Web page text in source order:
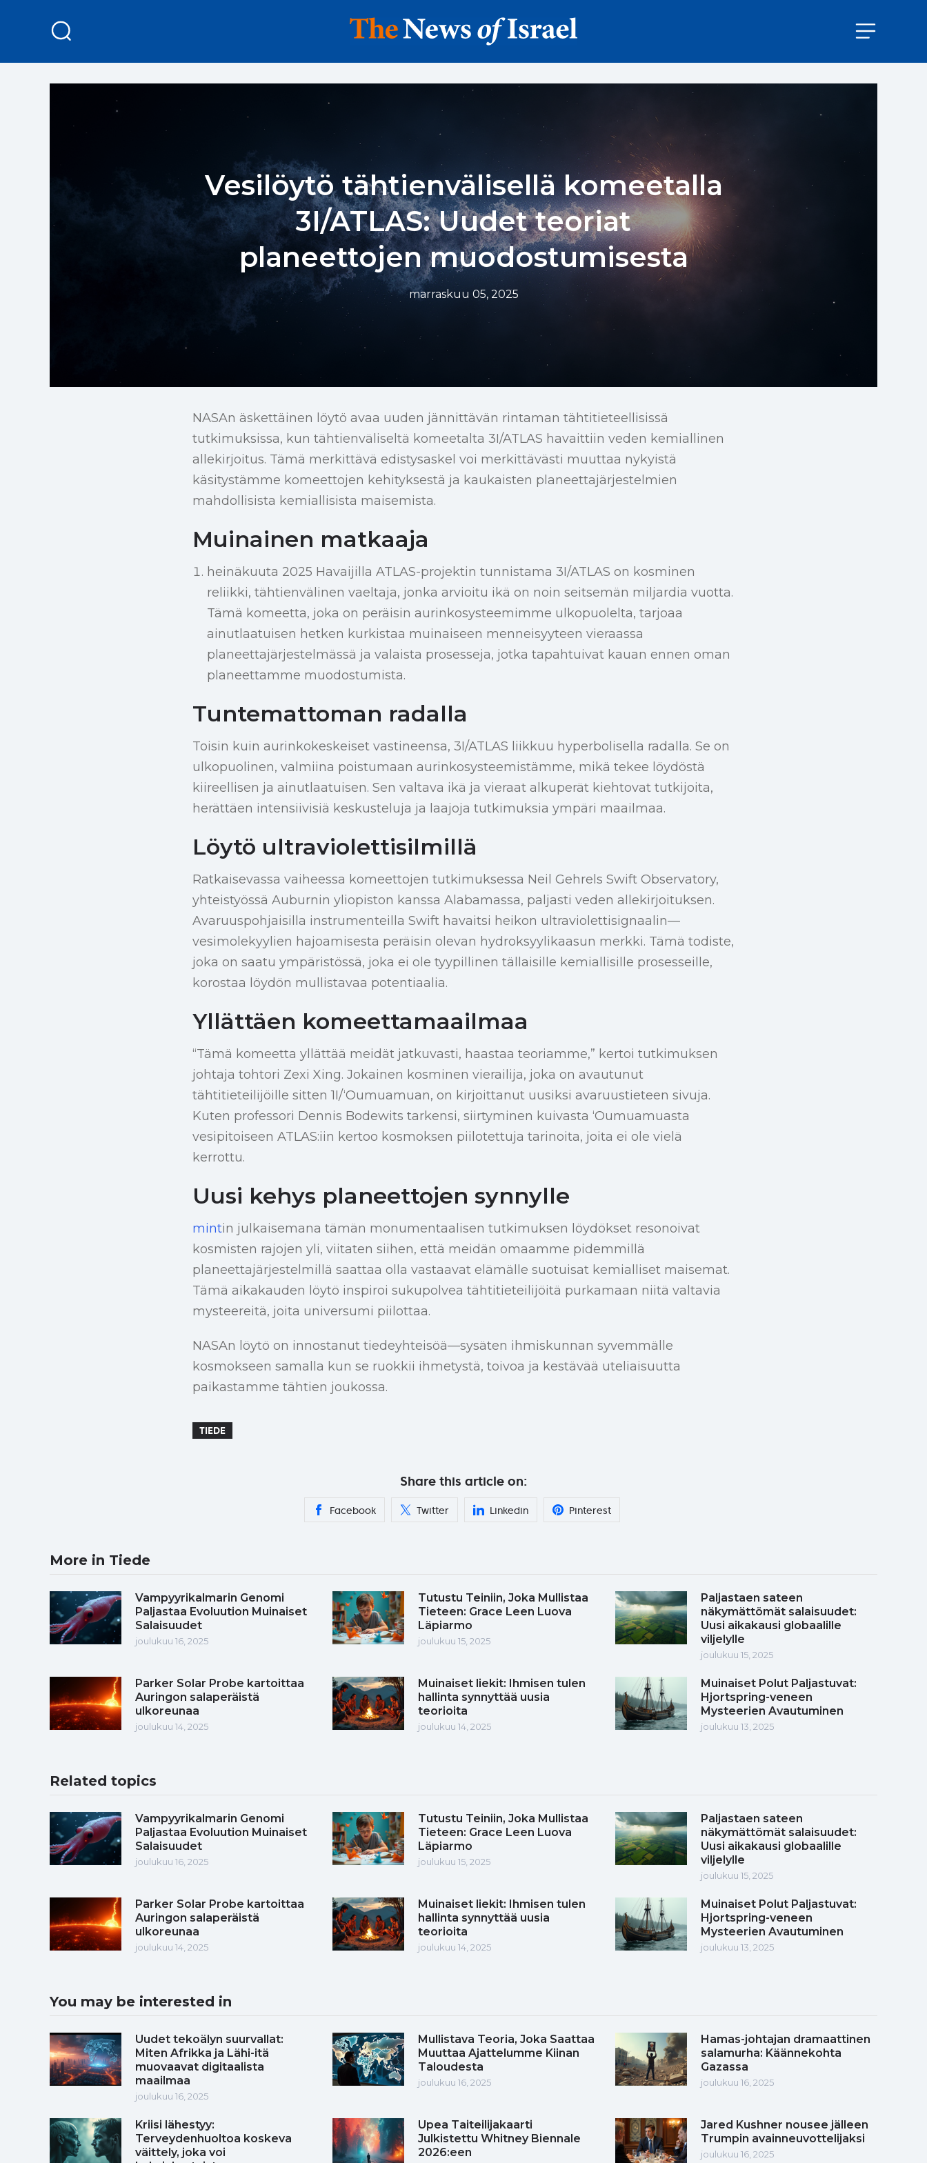
Vesilöytö tähtienvälisellä komeetalla
3I/ATLAS: Uudet teoriat
planeettojen muodostumisesta
marraskuu 05, 2025
NASAn äskettäinen löytö avaa uuden jännittävän rintaman tähtitieteellisissä
tutkimuksissa, kun tähtienväliseltä komeetalta 3I/ATLAS havaittiin veden kemiallinen
allekirjoitus. Tämä merkittävä edistysaskel voi merkittävästi muuttaa nykyistä
käsitystämme komeettojen kehityksestä ja kaukaisten planeettajärjestelmien
mahdollisista kemiallisista maisemista.
Muinainen matkaaja
heinäkuuta 2025 Havaijilla ATLAS-projektin tunnistama 3I/ATLAS on kosminen
reliikki, tähtienvälinen vaeltaja, jonka arvioitu ikä on noin seitsemän miljardia vuotta.
Tämä komeetta, joka on peräisin aurinkosysteemimme ulkopuolelta, tarjoaa
ainutlaatuisen hetken kurkistaa muinaiseen menneisyyteen vieraassa
planeettajärjestelmässä ja valaista prosesseja, jotka tapahtuivat kauan ennen oman
planeettamme muodostumista.
Tuntemattoman radalla
Toisin kuin aurinkokeskeiset vastineensa, 3I/ATLAS liikkuu hyperbolisella radalla. Se on
ulkopuolinen, valmiina poistumaan aurinkosysteemistämme, mikä tekee löydöstä
kiireellisen ja ainutlaatuisen. Sen valtava ikä ja vieraat alkuperät kiehtovat tutkijoita,
herättäen intensiivisiä keskusteluja ja laajoja tutkimuksia ympäri maailmaa.
Löytö ultraviolettisilmillä
Ratkaisevassa vaiheessa komeettojen tutkimuksessa Neil Gehrels Swift Observatory,
yhteistyössä Auburnin yliopiston kanssa Alabamassa, paljasti veden allekirjoituksen.
Avaruuspohjaisilla instrumenteilla Swift havaitsi heikon ultraviolettisignaalin—
vesimolekyylien hajoamisesta peräisin olevan hydroksyylikaasun merkki. Tämä todiste,
joka on saatu ympäristössä, joka ei ole tyypillinen tällaisille kemiallisille prosesseille,
korostaa löydön mullistavaa potentiaalia.
Yllättäen komeettamaailmaa
“Tämä komeetta yllättää meidät jatkuvasti, haastaa teoriamme,” kertoi tutkimuksen
johtaja tohtori Zexi Xing. Jokainen kosminen vierailija, joka on avautunut
tähtitieteilijöille sitten 1I/‘Oumuamuan, on kirjoittanut uusiksi avaruustieteen sivuja.
Kuten professori Dennis Bodewits tarkensi, siirtyminen kuivasta ‘Oumuamuasta
vesipitoiseen ATLAS:iin kertoo kosmoksen piilotettuja tarinoita, joita ei ole vielä
kerrottu.
Uusi kehys planeettojen synnylle
mintin julkaisemana tämän monumentaalisen tutkimuksen löydökset resonoivat
kosmisten rajojen yli, viitaten siihen, että meidän omaamme pidemmillä
planeettajärjestelmillä saattaa olla vastaavat elämälle suotuisat kemialliset maisemat.
Tämä aikakauden löytö inspiroi sukupolvea tähtitieteilijöitä purkamaan niitä valtavia
mysteereitä, joita universumi piilottaa.
NASAn löytö on innostanut tiedeyhteisöä—sysäten ihmiskunnan syvemmälle
kosmokseen samalla kun se ruokkii ihmetystä, toivoa ja kestävää uteliaisuutta
paikastamme tähtien joukossa.
TIEDE
Share this article on:
Facebook Twitter Linkedin Pinterest
More in Tiede
Vampyyrikalmarin Genomi
Paljastaa Evoluution Muinaiset
Salaisuudet
joulukuu 16, 2025
Tutustu Teiniin, Joka Mullistaa
Tieteen: Grace Leen Luova
Läpiarmo
joulukuu 15, 2025
Paljastaen sateen
näkymättömät salaisuudet:
Uusi aikakausi globaalille
viljelylle
joulukuu 15, 2025
Parker Solar Probe kartoittaa
Auringon salaperäistä
ulkoreunaa
joulukuu 14, 2025
Muinaiset liekit: Ihmisen tulen
hallinta synnyttää uusia
teorioita
joulukuu 14, 2025
Muinaiset Polut Paljastuvat:
Hjortspring-veneen
Mysteerien Avautuminen
joulukuu 13, 2025
Related topics
Vampyyrikalmarin Genomi
Paljastaa Evoluution Muinaiset
Salaisuudet
joulukuu 16, 2025
Tutustu Teiniin, Joka Mullistaa
Tieteen: Grace Leen Luova
Läpiarmo
joulukuu 15, 2025
Paljastaen sateen
näkymättömät salaisuudet:
Uusi aikakausi globaalille
viljelylle
joulukuu 15, 2025
Parker Solar Probe kartoittaa
Auringon salaperäistä
ulkoreunaa
joulukuu 14, 2025
Muinaiset liekit: Ihmisen tulen
hallinta synnyttää uusia
teorioita
joulukuu 14, 2025
Muinaiset Polut Paljastuvat:
Hjortspring-veneen
Mysteerien Avautuminen
joulukuu 13, 2025
You may be interested in
Uudet tekoälyn suurvallat:
Miten Afrikka ja Lähi-itä
muovaavat digitaalista
maailmaa
joulukuu 16, 2025
Mullistava Teoria, Joka Saattaa
Muuttaa Ajattelumme Kiinan
Taloudesta
joulukuu 16, 2025
Hamas-johtajan dramaattinen
salamurha: Käännekohta
Gazassa
joulukuu 16, 2025
Kriisi lähestyy:
Terveydenhuoltoa koskeva
väittely, joka voi
Upea Taiteilijakaarti
Julkistettu Whitney Biennale
2026:een
Jared Kushner nousee jälleen
Trumpin avainneuvottelijaksi
joulukuu 16, 2025